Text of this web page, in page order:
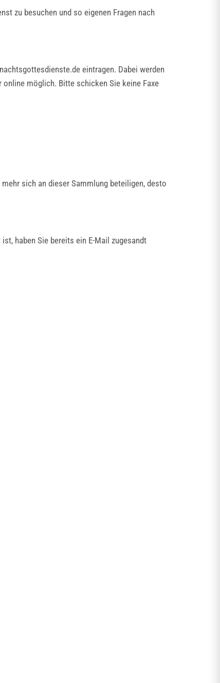
zu besuchen und so eigenen Fragen nach
eintragen. Dabei werden
möglich. Bitte schicken Sie keine Faxe
sich an dieser Sammlung beteiligen, desto
haben Sie bereits ein E-Mail zugesandt